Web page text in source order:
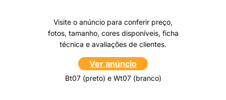
Visite o anúncio para conferir preço,
fotos, tamanho, cores disponíveis, ficha
técnica e avaliações de clientes.
Ver anúncio
Bt07 (preto) e Wt07 (branco)